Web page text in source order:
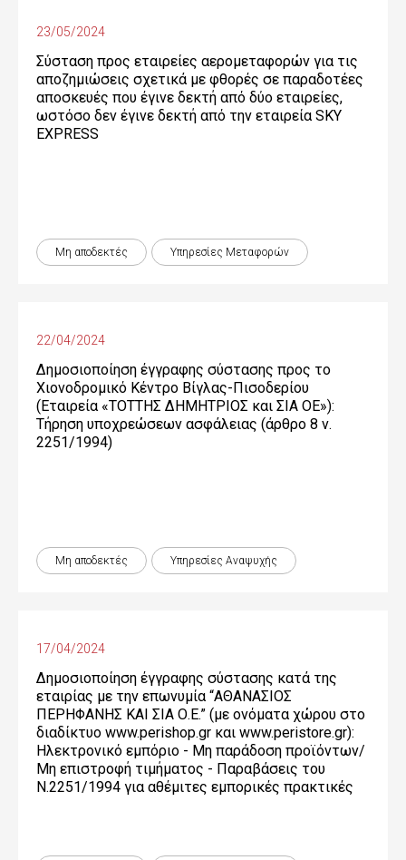
23/05/2024
Σύσταση προς εταιρείες αερομεταφορών για τις
αποζημιώσεις σχετικά με φθορές σε παραδοτέες
αποσκευές που έγινε δεκτή από δύο εταιρείες,
ωστόσο δεν έγινε δεκτή από την εταιρεία SKY
EXPRESS
Μη αποδεκτές Υπηρεσίες Μεταφορών
22/04/2024
Δημοσιοποίηση έγγραφης σύστασης προς το
Χιονοδρομικό Κέντρο Βίγλας-Πισοδερίου
(Εταιρεία «ΤΟΤΤΗΣ ΔΗΜΗΤΡΙΟΣ και ΣΙΑ ΟΕ»):
Τήρηση υποχρεώσεων ασφάλειας (άρθρο 8 ν.
2251/1994)
Μη αποδεκτές Υπηρεσίες Αναψυχής
17/04/2024
Δημοσιοποίηση έγγραφης σύστασης κατά της
εταιρίας με την επωνυμία “ΑΘΑΝΑΣΙΟΣ
ΠΕΡΗΦΑΝΗΣ ΚΑΙ ΣΙΑ Ο.Ε.” (με ονόματα χώρου στο
διαδίκτυο www.perishop.gr και www.peristore.gr):
Ηλεκτρονικό εμπόριο - Μη παράδοση προϊόντων/
Μη επιστροφή τιμήματος - Παραβάσεις του
Ν.2251/1994 για αθέμιτες εμπορικές πρακτικές